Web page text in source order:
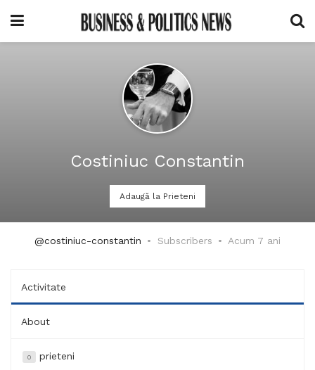
Costiniuc Constantin
Adaugă la Prieteni
@costiniuc-constantin Subscribers Acum 7 ani
Activitate
About
0 prieteni